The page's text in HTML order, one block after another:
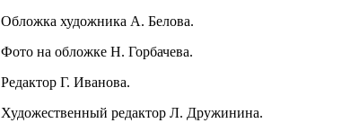
Обложка художника А. Белова.
Фото на обложке Н. Горбачева.
Редактор Г. Иванова.
Художественный редактор Л. Дружинина.